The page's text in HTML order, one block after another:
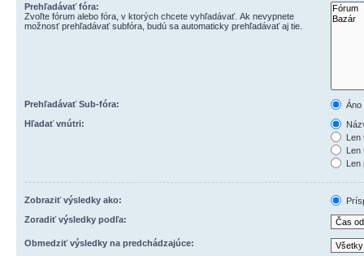
Prehľadávať fóra:
Zvoľte fórum alebo fóra, v ktorých chcete vyhľadávať. Ak nevypnete
možnosť prehľadávať subfóra, budú sa automaticky prehľadávať aj tie.
Prehľadávať Sub-fóra:
Áno
Hľadať vnútri:
Len
Len
Len
Zobraziť výsledky ako:
Zoradiť výsledky podľa:
Obmedziť výsledky na predchádzajúce: